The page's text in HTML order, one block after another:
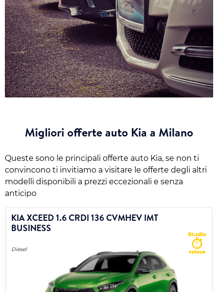
Migliori offerte auto Kia a Milano
Queste sono le principali offerte auto Kia, se non ti
convincono ti invitiamo a visitare le offerte degli altri
modelli disponibili a prezzi eccezionali e senza
anticipo
KIA XCEED 1.6 CRDI 136 CVMHEV IMT
BUSINESS
Diesel